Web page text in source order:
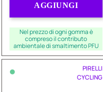
AGGIUNGI
Nel prezzo di ogni gomma è
compreso il contributo
ambientale di smaltimento PFU
•
PIRELLI
CYCLING